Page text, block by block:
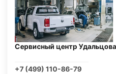
Сервисный центр Удальцова
+7 (499) 110-86-79